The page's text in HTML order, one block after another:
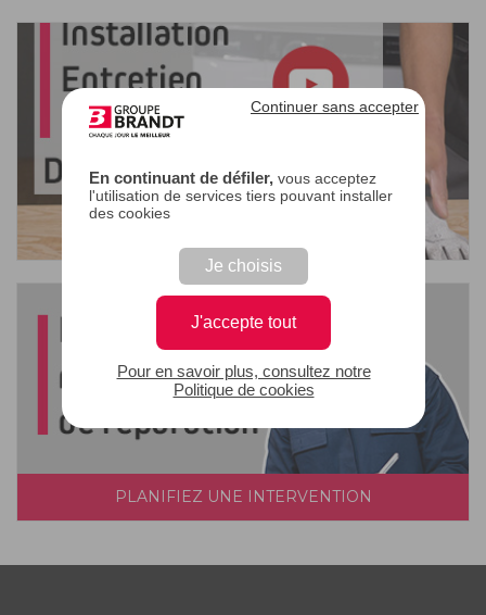
En continuant de défiler,vous acceptez
l'utilisation de services tiers pouvant installer
des cookies
Je choisis
J'accepte tout
Continuer sans accepter
Pour en savoir plus, consultez notre
Politique de cookies
PLANIFIEZ UNE INTERVENTION